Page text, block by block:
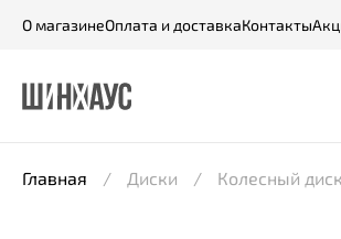
О магазинеОплата и доставкаКонтакты
Главная Диски Колесный